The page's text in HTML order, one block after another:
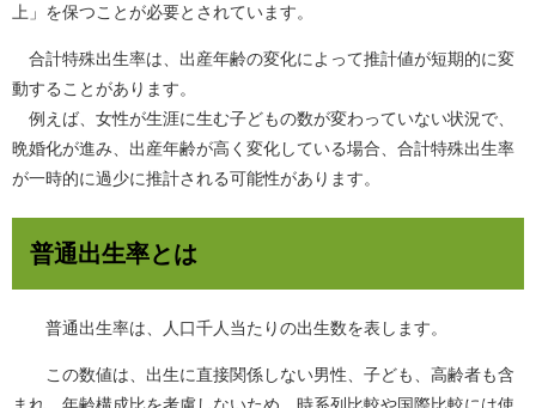
上」を保つことが必要とされています。
合計特殊出生率は、出産年齢の変化によって推計値が短期的に変
動することがあります。
例えば、女性が生涯に生む子どもの数が変わっていない状況で、
晩婚化が進み、出産年齢が高く変化している場合、合計特殊出生率
が一時的に過少に推計される可能性があります。
普通出生率とは
普通出生率は、人口千人当たりの出生数を表します。
この数値は、出生に直接関係しない男性、子ども、高齢者も含
まれ、年齢構成比を考慮しないため、時系列比較や国際比較には使